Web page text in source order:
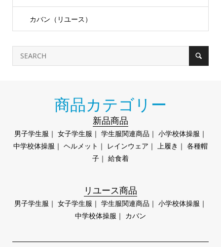
カバン（リユース）
商品カテゴリー
新品商品
男子学生服 ｜ 女子学生服 ｜ 学生服関連商品 ｜ 小学校体操服 ｜
中学校体操服 ｜ ヘルメット ｜ レインウェア ｜ 上履き ｜ 各種帽
子 ｜ 給食着
リユース商品
男子学生服 ｜ 女子学生服 ｜ 学生服関連商品 ｜ 小学校体操服 ｜
中学校体操服 ｜ カバン